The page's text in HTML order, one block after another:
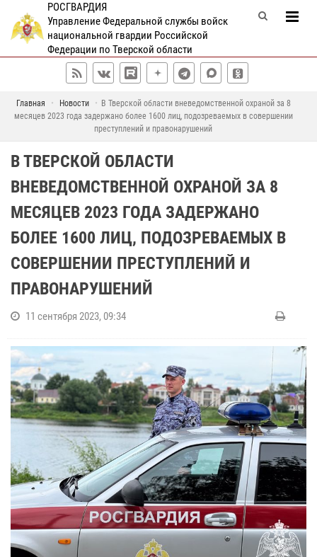
РОСГВАРДИЯ
Управление Федеральной службы войск
национальной гвардии Российской
Федерации по Тверской области
Главная Новости
В Тверской области вневедомственной охраной за 8
месяцев 2023 года задержано более 1600 лиц, подозреваемых в совершении
преступлений и правонарушений
В ТВЕРСКОЙ ОБЛАСТИ
ВНЕВЕДОМСТВЕННОЙ ОХРАНОЙ ЗА 8
МЕСЯЦЕВ 2023 ГОДА ЗАДЕРЖАНО
БОЛЕЕ 1600 ЛИЦ, ПОДОЗРЕВАЕМЫХ В
СОВЕРШЕНИИ ПРЕСТУПЛЕНИЙ И
ПРАВОНАРУШЕНИЙ
11 сентября 2023, 09:34